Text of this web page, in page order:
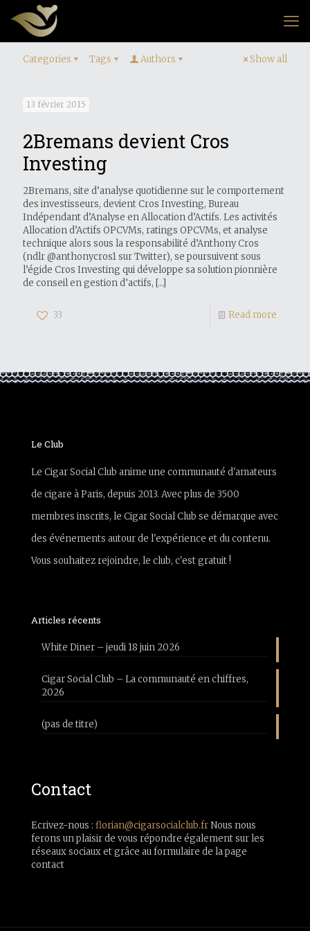
Categories Tags Authors Show all
13 février 2015
2Bremans devient Cros
Investing
2Bremans, site d’analyse quotidienne sur le comportement
des investisseurs, devient Cros Investing, Bureau
Indépendant d’Analyse en Allocation d’Actifs. Les activités
Allocation d’Actifs OPCVMs, ratings OPCVMs, et analyse
technique alors sous la responsabilité d’Anthony Cros
(ndlr @anthonycros1 sur Twitter), se poursuivent sous
l’égide Cros Investing qui développe sa solution pionnière
de conseil en gestion d’actifs, […]
33 Read more
Le Club
Le Cigar Social Club anime une communauté d'amateurs
de cigare à Paris, depuis 2013. Avec plus de 3500
membres inscrits, le Cigar Social Club se démarque avec
des événements autour de l'expérience et du contenu.
Vous souhaitez rejoindre, le club, c'est gratuit !
Articles récents
White Diner – jeudi 18 juin 2026
Cigar Social Club – La communauté en chiffres,
2026
(pas de titre)
Contact
Ecrivez-nous : florian@cigarsocialclub.frNous nous
ferons un plaisir de vous répondre également sur les
réseaux sociaux et grâce au formulaire de la page
contact